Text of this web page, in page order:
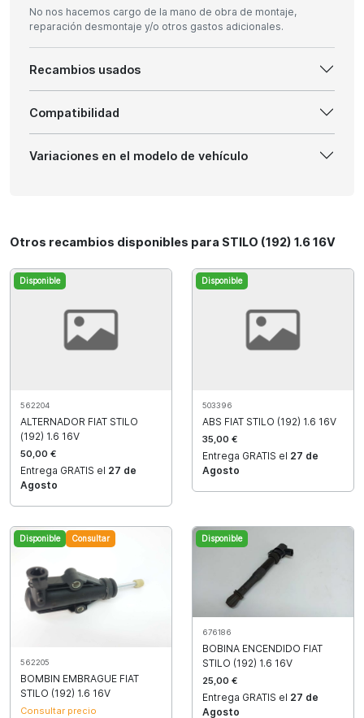
No nos hacemos cargo de la mano de obra de montaje,
reparación desmontaje y/o otros gastos adicionales.
Recambios usados
Compatibilidad
Variaciones en el modelo de vehículo
Otros recambios disponibles para STILO (192) 1.6 16V
Disponible
562204
ALTERNADOR FIAT STILO
(192) 1.6 16V
50,00 €
Entrega GRATIS el 27 de
Agosto
Disponible
503396
ABS FIAT STILO (192) 1.6 16V
35,00 €
Entrega GRATIS el 27 de
Agosto
Disponible Consultar
562205
BOMBIN EMBRAGUE FIAT
STILO (192) 1.6 16V
Consultar precio
Disponible
676186
BOBINA ENCENDIDO FIAT
STILO (192) 1.6 16V
25,00 €
Entrega GRATIS el 27 de
Agosto